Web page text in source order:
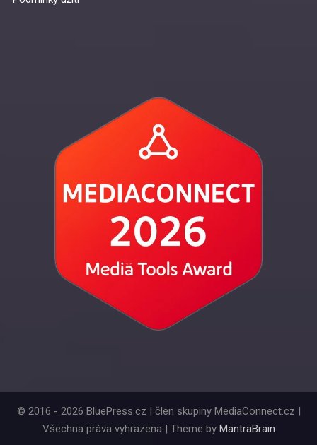
© 2016 - 2026 BluePress.cz | člen skupiny MediaConnect.cz |
Všechna práva vyhrazena | Theme by MantraBrain